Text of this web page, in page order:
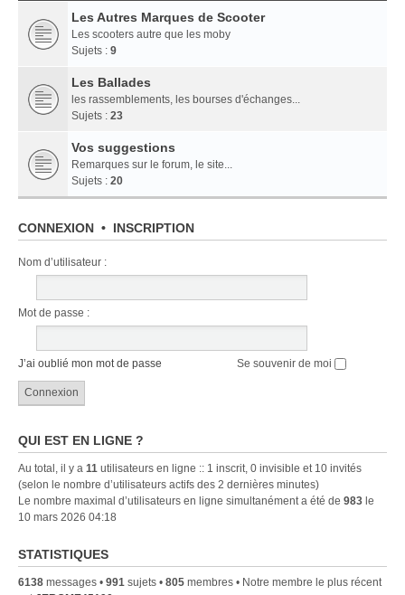
Les Autres Marques de Scooter
Les scooters autre que les moby
Sujets : 9
Les Ballades
les rassemblements, les bourses d'échanges...
Sujets : 23
Vos suggestions
Remarques sur le forum, le site...
Sujets : 20
CONNEXION • INSCRIPTION
Nom d’utilisateur :
Mot de passe :
J’ai oublié mon mot de passe Se souvenir de moi
QUI EST EN LIGNE ?
Au total, il y a 11 utilisateurs en ligne :: 1 inscrit, 0 invisible et 10 invités
(selon le nombre d’utilisateurs actifs des 2 dernières minutes)
Le nombre maximal d’utilisateurs en ligne simultanément a été de 983 le
10 mars 2026 04:18
STATISTIQUES
6138 messages • 991 sujets • 805 membres • Notre membre le plus récent